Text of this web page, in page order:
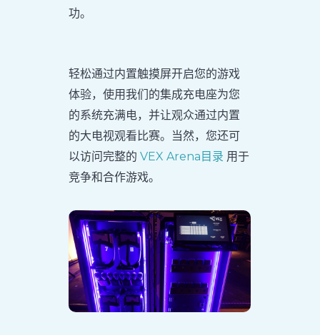
功。
轻松通过内置触摸屏开启您的游戏
体验，使用我们的集成充电座为您
的系统充满电，并让观众通过内置
的大电视观看比赛。当然，您还可
以访问完整的VEX Arena目录 用于
竞争和合作游戏。